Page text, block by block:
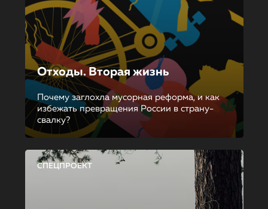
Отходы. Вторая жизнь
Почему заглохла мусорная реформа, и как
избежать превращения России в страну-
свалку?
СПЕЦПРОЕКТ